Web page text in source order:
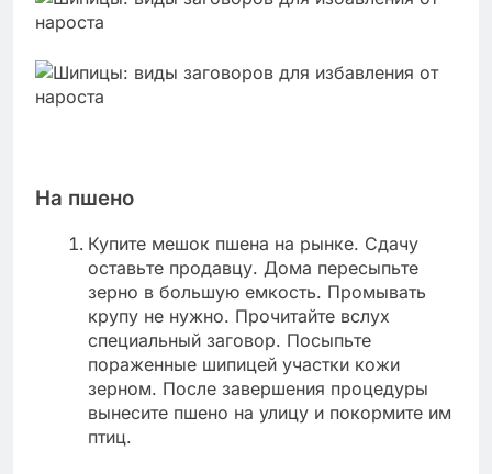
На пшено
Купите мешок пшена на рынке. Сдачу
оставьте продавцу. Дома пересыпьте
зерно в большую емкость. Промывать
крупу не нужно. Прочитайте вслух
специальный заговор. Посыпьте
пораженные шипицей участки кожи
зерном. После завершения процедуры
вынесите пшено на улицу и покормите им
птиц.